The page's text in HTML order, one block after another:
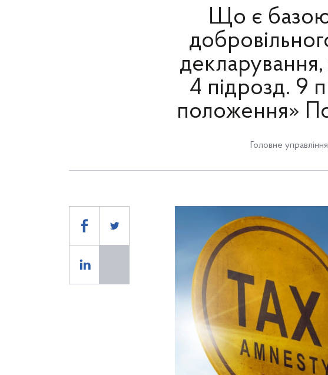
Що є базою
4 підрозд. 9
положення»
Головне